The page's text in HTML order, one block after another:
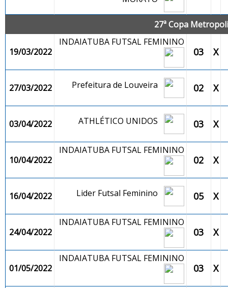
27ª Copa
19/03/2022
INDAIATUBA FUTSAL FEMININO
03 X
27/03/2022 Prefeitura de Louveira 02 X
03/04/2022 ATHLÉTICO UNIDOS 03 X
10/04/2022
INDAIATUBA FUTSAL FEMININO
02 X
16/04/2022 Lider Futsal Feminino 05 X
24/04/2022
INDAIATUBA FUTSAL FEMININO
03 X
01/05/2022
INDAIATUBA FUTSAL FEMININO
03 X